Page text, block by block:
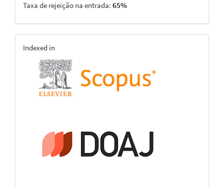
Taxa de rejeição na entrada: 65%
indexing
Indexed in